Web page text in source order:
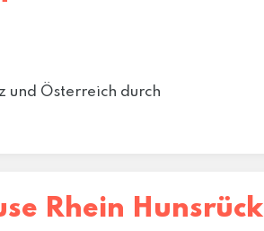
und Österreich durch
Rhein Hunsrück